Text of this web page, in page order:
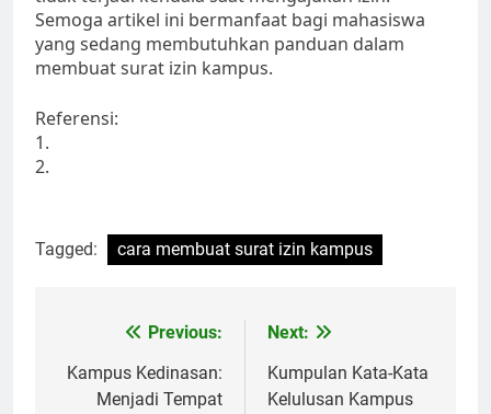
Semoga artikel ini bermanfaat bagi mahasiswa
yang sedang membutuhkan panduan dalam
membuat surat izin kampus.
Referensi:
1.
2.
Tagged: cara membuat surat izin kampus
navigation
Previous:
Kampus Kedinasan:
Menjadi Tempat
Next:
Kumpulan Kata-Kata
Kelulusan Kampus